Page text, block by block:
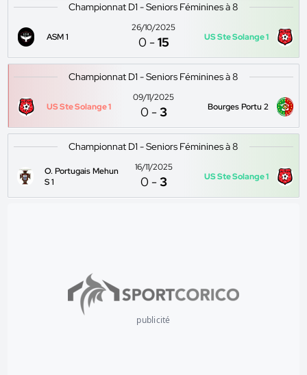
Championnat D1 - Seniors Féminines à 8
ASM 1
26/10/2025
0 -15 US Ste Solange 1
Championnat D1 - Seniors Féminines à 8
US Ste Solange 1
09/11/2025
0 -3 Bourges Portu 2
Championnat D1 - Seniors Féminines à 8
O. Portugais Mehun
S 1
16/11/2025
0 -3 US Ste Solange 1
publicité